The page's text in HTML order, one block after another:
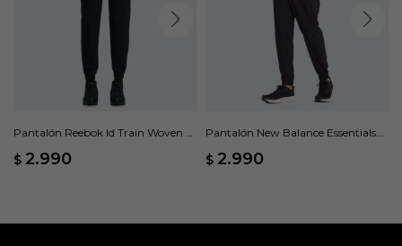
Pantalón Reebok Id Train Woven -
$ 2.990
Pantalón New Balance Essentials
$ 2.990